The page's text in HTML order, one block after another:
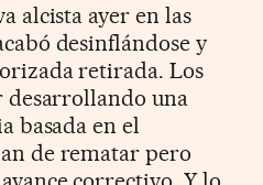
alcista ayer en las
desinflándose y
retirada. Los
desarrollando una
basada en el
de rematar pero